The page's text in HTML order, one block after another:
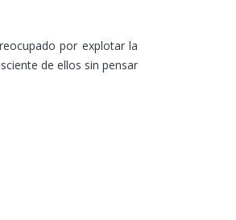
por explotar la
de ellos sin pensar